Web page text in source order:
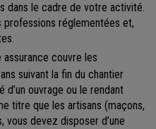
dans le cadre de votre activité.
réglementées et,
assurance couvre les
suivant la fin du chantier
d’un ouvrage ou le rendant
titre que les artisans (maçons,
devez disposer d’une